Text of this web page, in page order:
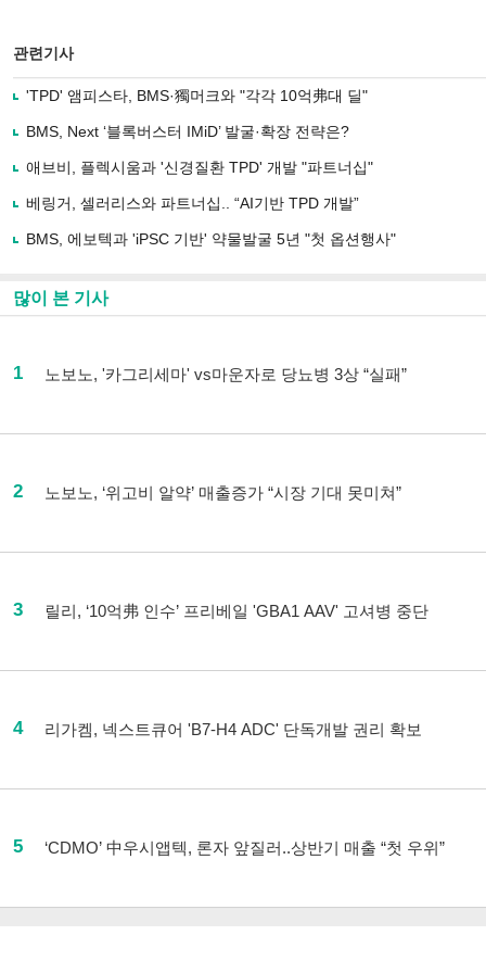
관련기사
'TPD' 앰피스타, BMS·獨머크와 "각각 10억弗대 딜"
BMS, Next ‘블록버스터 IMiD’ 발굴·확장 전략은?
애브비, 플렉시움과 '신경질환 TPD' 개발 "파트너십"
베링거, 셀러리스와 파트너십.. “AI기반 TPD 개발”
BMS, 에보텍과 'iPSC 기반' 약물발굴 5년 "첫 옵션행사"
많이 본 기사
1 노보노, '카그리세마' vs마운자로 당뇨병 3상 “실패”
2 노보노, ‘위고비 알약’ 매출증가 “시장 기대 못미쳐”
3 릴리, ‘10억弗 인수’ 프리베일 'GBA1 AAV' 고셔병 중단
4 리가켐, 넥스트큐어 'B7-H4 ADC' 단독개발 권리 확보
5 ‘CDMO’ 中우시앱텍, 론자 앞질러..상반기 매출 “첫 우위”